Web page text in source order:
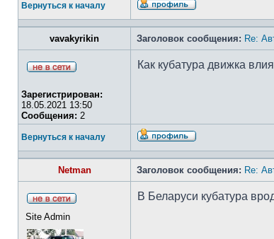
Вернуться к началу
vavakyrikin Заголовок сообщения: Re:
Зарегистрирован:
18.05.2021 13:50
Сообщения: 2
Как кубатура движка
Вернуться к началу
Netman Заголовок сообщения: Re:
Site Admin
В Беларуси кубатура